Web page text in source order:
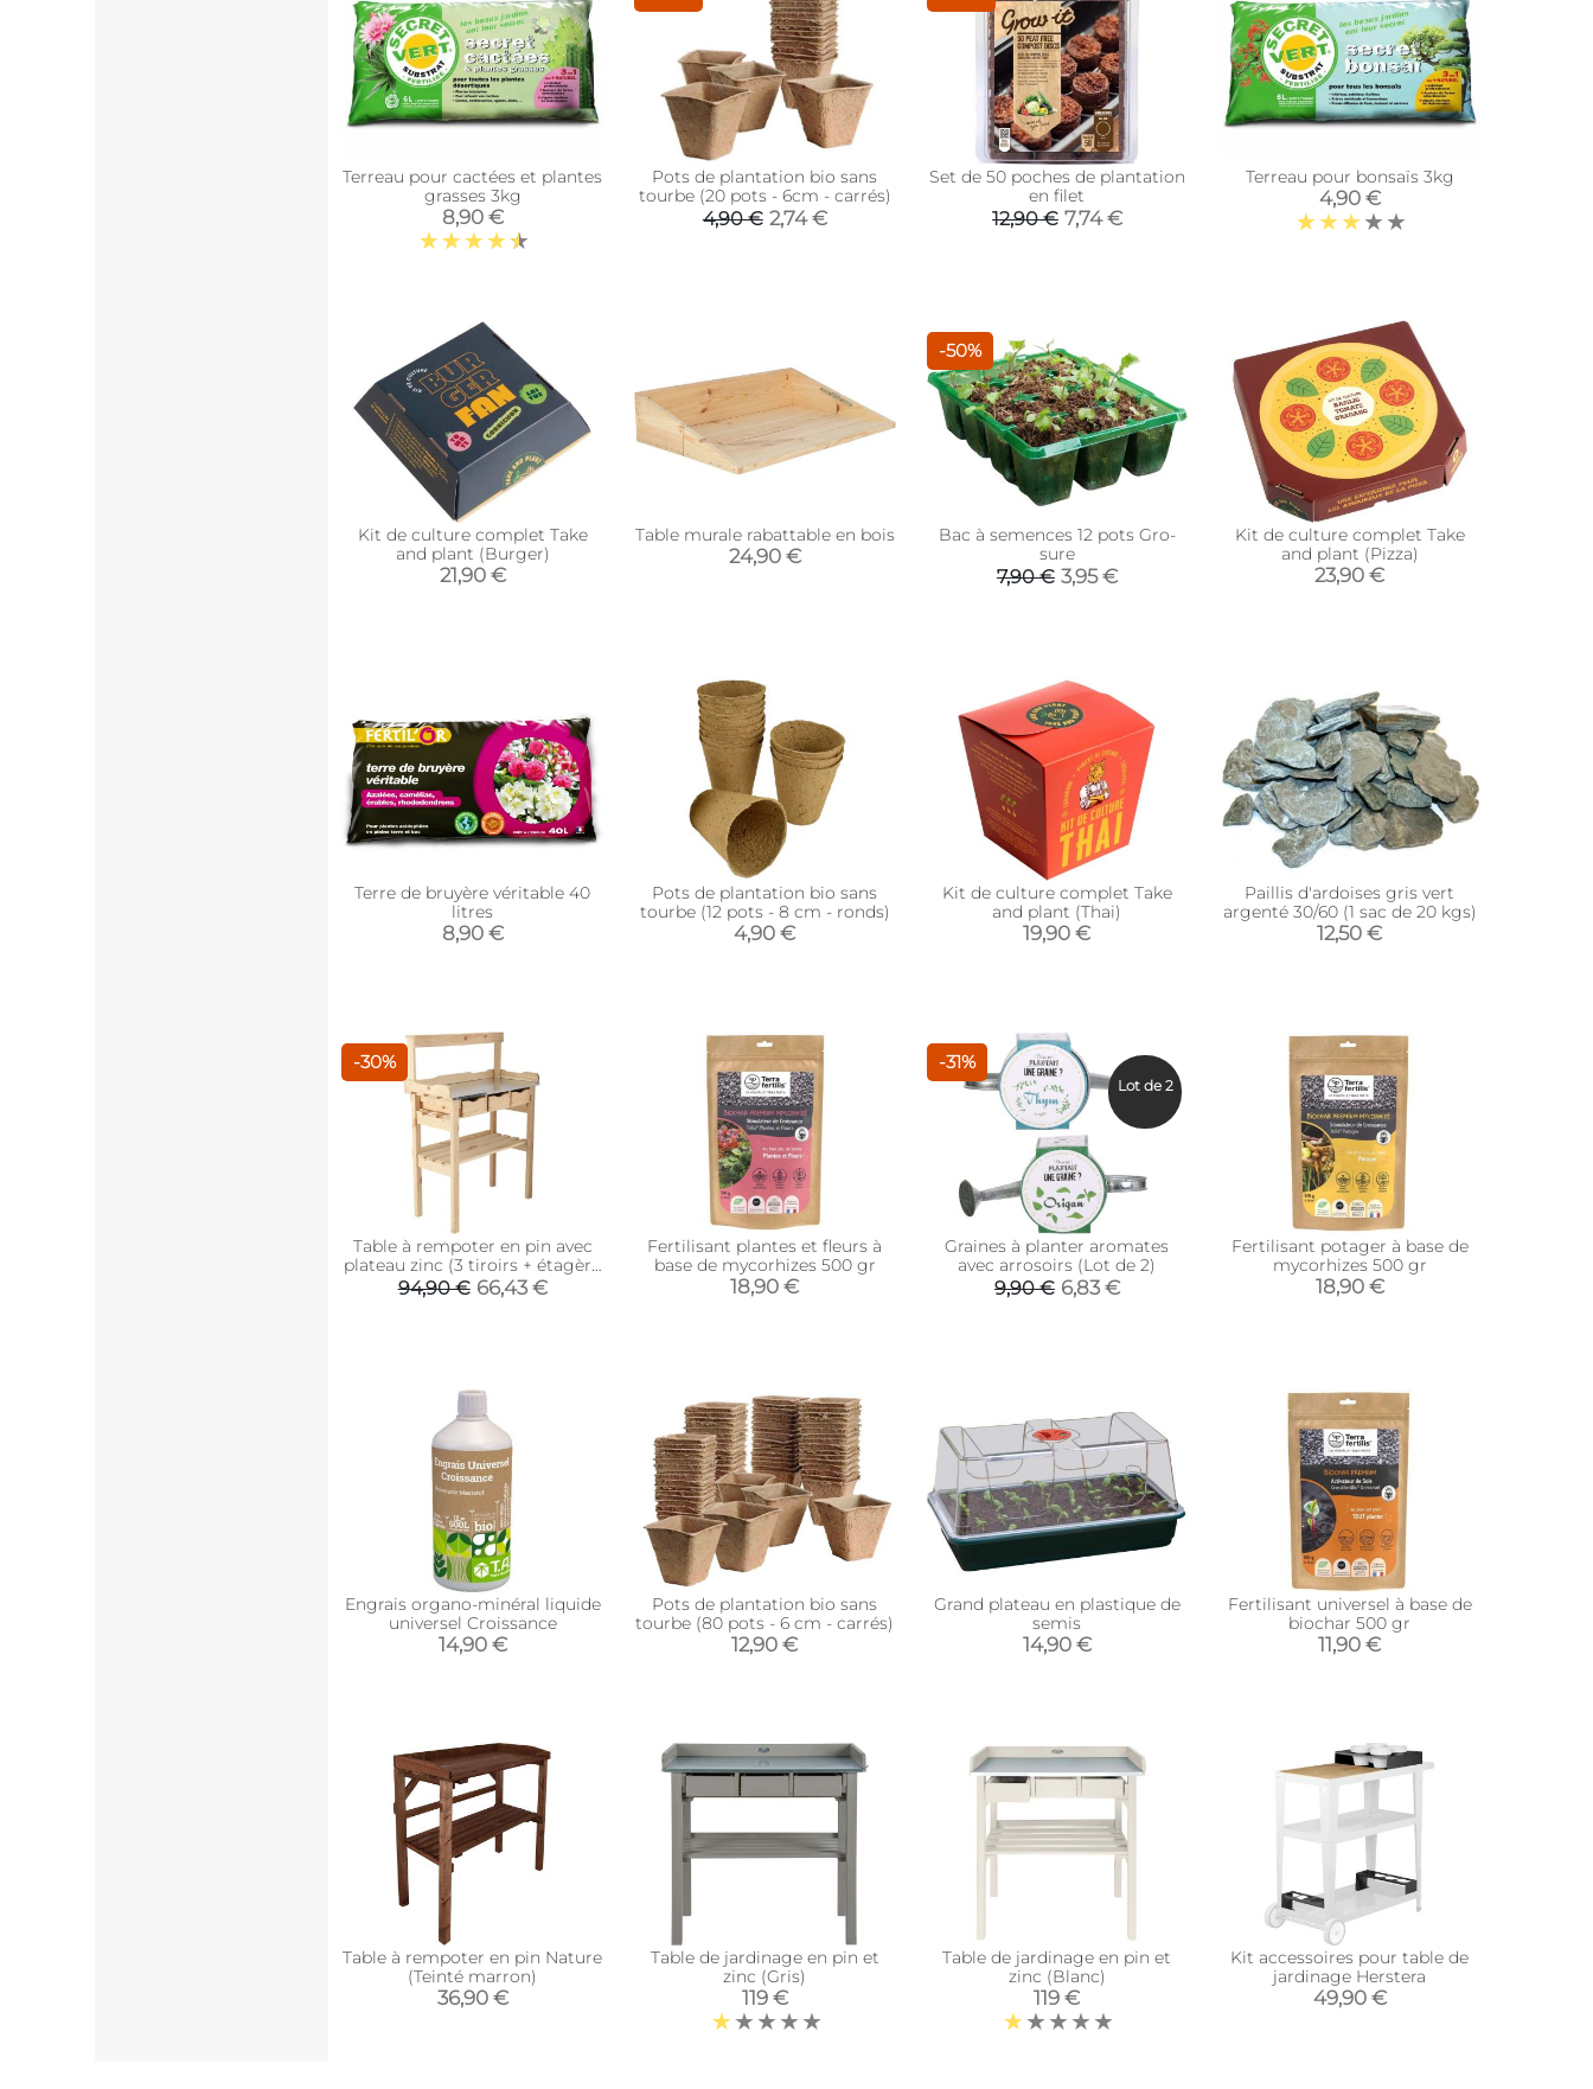
Terreau pour cactées et plantes
grasses 3kg
8,90 €
Pots de plantation bio sans
tourbe (20 pots - 6cm - carrés)
4,90 € 2,74 €
Set de 50 poches de plantation
en filet
12,90 € 7,74 €
Terreau pour bonsaïs 3kg
4,90 €
Kit de culture complet Take
and plant (Burger)
21,90 €
Table murale rabattable en bois
24,90 €
-50%
Bac à semences 12 pots Gro-
sure
7,90 € 3,95 €
Kit de culture complet Take
and plant (Pizza)
23,90 €
Terre de bruyère véritable 40
litres
8,90 €
Pots de plantation bio sans
tourbe (12 pots - 8 cm - ronds)
4,90 €
Kit de culture complet Take
and plant (Thai)
19,90 €
Paillis d'ardoises gris vert
argenté 30/60 (1 sac de 20 kgs)
12,50 €
-30%
Table à rempoter en pin avec
plateau zinc (3 tiroirs + étagère
supérieure)
94,90 € 66,43 €
Fertilisant plantes et fleurs à
base de mycorhizes 500 gr
18,90 €
-31%
Graines à planter aromates
avec arrosoirs (Lot de 2)
9,90 € 6,83 €
Lot de 2
Fertilisant potager à base de
mycorhizes 500 gr
18,90 €
Engrais organo-minéral liquide
universel Croissance
14,90 €
Pots de plantation bio sans
tourbe (80 pots - 6 cm - carrés)
12,90 €
Grand plateau en plastique de
semis
14,90 €
Fertilisant universel à base de
biochar 500 gr
11,90 €
Table à rempoter en pin Nature
(Teinté marron)
36,90 €
Table de jardinage en pin et
zinc (Gris)
119 €
Table de jardinage en pin et
zinc (Blanc)
119 €
Kit accessoires pour table de
jardinage Herstera
49,90 €